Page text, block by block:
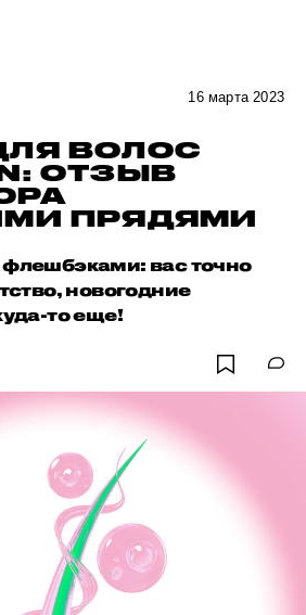
16 марта 2023
ВОЛОС
ОТЗЫВ
ПРЯДЯМИ
вас точно
новогодние
то еще!